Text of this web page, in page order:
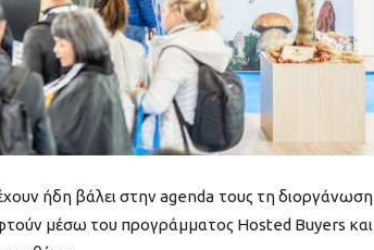
ήδη βάλει στην agenda τους τη διοργάνωση
μέσω του προγράμματος Hosted Buyers και